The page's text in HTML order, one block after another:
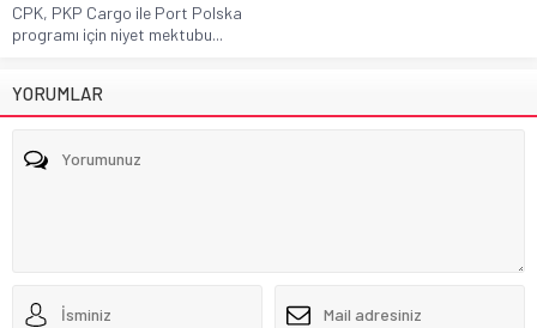
CPK, PKP Cargo ile Port Polska
programı için niyet mektubu...
YORUMLAR